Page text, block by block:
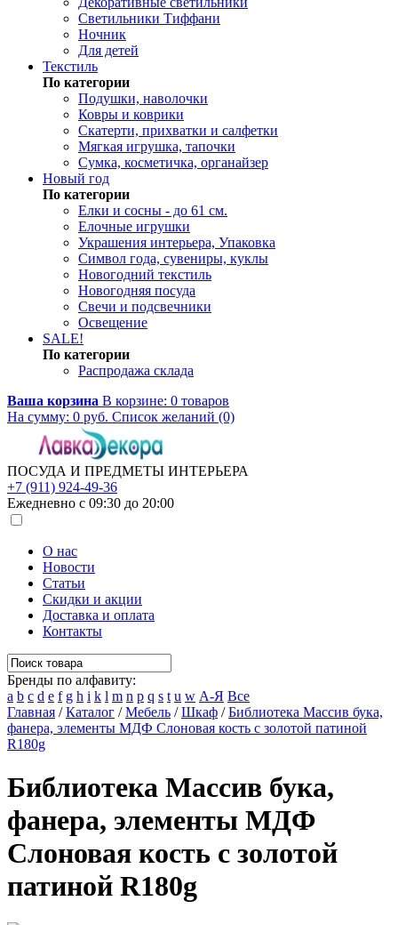
Светильники Тиффани
Ночник
Для детей
Текстиль
По категории
Подушки, наволочки
Ковры и коврики
Скатерти, прихватки и салфетки
Мягкая игрушка, тапочки
Сумка, косметичка, органайзер
Новый год
По категории
Елки и сосны - до 61 см.
Елочные игрушки
Украшения интерьера, Упаковка
Символ года, сувениры, куклы
Новогодний текстиль
Новогодняя посуда
Свечи и подсвечники
Освещение
SALE!
По категории
Распродажа склада
Ваша корзина В корзине: 0 товаров
На сумму: 0 руб. Список желаний (0)
ПОСУДА И ПРЕДМЕТЫ ИНТЕРЬЕРА
+7 (911) 924-49-36
Ежедневно с 09:30 до 20:00
О нас
Новости
Статьи
Скидки и акции
Доставка и оплата
Контакты
Бренды по алфавиту:
a b c d e f g h i k l m n p q s t u w А-Я Все
Главная /Каталог /Мебель /Шкаф /Библиотека Массив бука,
фанера, элементы МДФ Слоновая кость с золотой патиной
R180g
Библиотека Массив бука,
фанера, элементы МДФ
Слоновая кость с золотой
патиной R180g